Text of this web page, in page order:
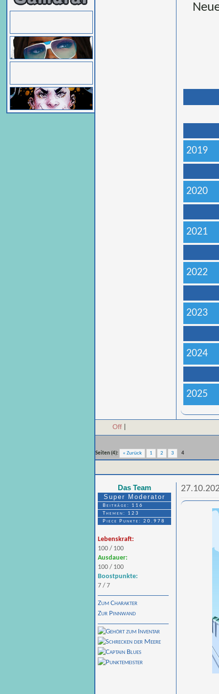
2019
2020
2021
2022
2023
2024
2025
Off
Seiten (4): « Zurück 1 2 3 4
Das Team
Super Moderator
Beiträge: 116
Themen: 123
Piece Punkte: 20.978
Lebenskraft:
100 / 100
Ausdauer:
100 / 100
Boostpunkte:
7 / 7
Zum Charakter
Zur Pinnwand